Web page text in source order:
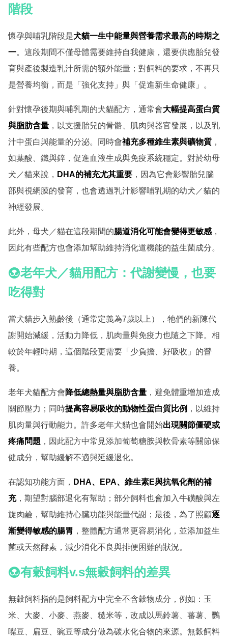
階段
懷孕與哺乳階段是犬貓一生中能量與營養需求最高的時期之
一。這段期間不僅母體需要維持自我健康，還要供應胎兒發
育與產後製造乳汁所需的額外能量；對飼料的要求，不再只
是營養均衡，而是「強化支持」與「促進新生命健康」。
針對懷孕後期與哺乳期的犬貓配方，通常會大幅提高蛋白質
與脂肪含量 ，以支援胎兒的骨骼、肌肉與器官發展，以及乳
汁中蛋白與能量的分泌。同時會補充多種維生素與礦物質 ，
如葉酸、鐵與鋅，促進血液生成與免疫系統穩定。對於幼母
犬／貓來說， DHA的補充尤其重要 ，因為它會影響胎兒腦
部與視網膜的發育，也會透過乳汁影響哺乳期的幼犬／貓的
神經發展。
此外，母犬／貓在這段期間的腸道消化可能會變得更敏感 ，
因此有些配方也會添加幫助維持消化道機能的益生菌成分。
老年犬／貓用配方：代謝變慢，也要
吃得對
當犬貓步入熟齡後（通常定義為7歲以上），牠們的新陳代
謝開始減緩，活動力降低，肌肉量與免疫力也隨之下降。相
較於年輕時期，這個階段更需要「少負擔、好吸收」的營
養。
老年犬貓配方會降低總熱量與脂肪含量 ，避免體重增加造成
關節壓力；同時提高容易吸收的動物性蛋白質比例 ，以維持
肌肉量與行動能力。許多老年犬貓也會開始出現關節僵硬或
疼痛問題 ，因此配方中常見添加葡萄糖胺與軟骨素等關節保
健成分，幫助緩解不適與延緩退化。
在認知功能方面， DHA、EPA、維生素E與抗氧化劑的補
充，期望對腦部退化有幫助；部分飼料也會加入牛磺酸與左
旋肉鹼，幫助維持心臟功能與能量代謝；最後，為了照顧逐
漸變得敏感的腸胃 ，整體配方通常更容易消化，並添加益生
菌或天然酵素，減少消化不良與排便困難的狀況。
有穀飼料v.s無穀飼料的差異
無穀飼料指的是飼料配方中完全不含穀物成分，例如：玉
米、大麥、小麥、燕麥、糙米等，改成以馬鈴薯、蕃薯、鸚
嘴豆、扁豆、豌豆等成分做為碳水化合物的來源。無穀飼料